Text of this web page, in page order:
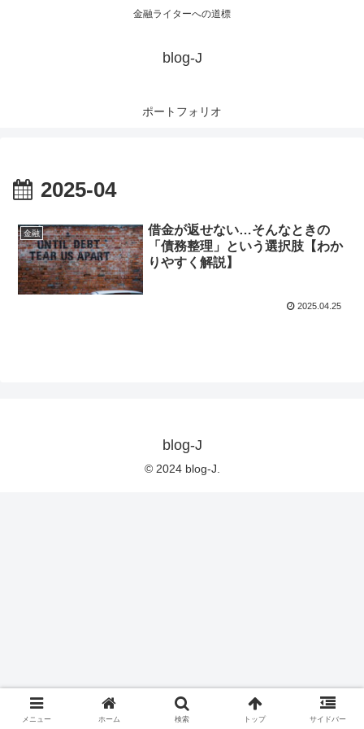
金融ライターへの道標
blog-J
ポートフォリオ
2025-04
金融
借金が返せない…そんなときの
「債務整理」という選択肢【わか
りやすく解説】
2025.04.25
blog-J
© 2024 blog-J.
メニュー ホーム 検索 トップ サイドバー